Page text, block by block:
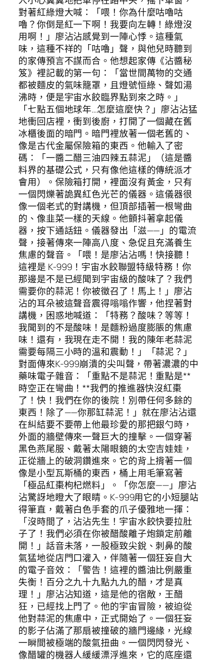
對著紅綠燈大喊：「喂！你為什麼咕嚕咕
嚕？你倒是紅一下啊！我要向左轉！綠燈沒
用啊！」廖沾沾感覺到一陣心悸。這種氣
味，這種不祥的「咕嚕」聲，與他兒時聽到
的家傳預言不謀而合。他想起家傳《沾醬秘
笈》裡記載的第一句：「當世間萬物的交通
都被麵皮的氣味籠罩，且燈號恒綠、聲如湯
沸時，便是宇宙水餃臨界點到來之時。」
「七點五個地球年…怎麼這麼快？」廖沾沾猛
地衝回店裡，衝到後廚，打開了一個藏在舊
冰櫃後面的暗門。暗門裡放著一個老舊的、
像是古代金屬保險箱的東西。他輸入了密
碼：「一醬二醋三油四辣五蒜泥」（這是醬
料界的基礎公式，只有像他這樣的傳統派才
會用）。保險箱打開，裡面沒有黃金，只有
一個閃爍著詭異紅色光芒的儀器。這儀器很
像一個老式的對講機，但頂部插著一根彎曲
的、像韭菜一樣的天線。他顫抖著拿起儀
器，按下通話鈕。儀器發出「滋——」的電流
聲，接著傳來一陣高八度、急促且充滿養生
焦慮的聲音。「喂！是廖沾沾嗎！快接聽！
這裡是 K-999！宇宙水餃聯盟特級特務！你
那邊是不是已經聞到宇宙級的酸味了？我們
需要你的蒜泥！你被徵召了！馬上！」廖沾
沾的耳朵被這聲音震得嗡嗡作響，他捏著對
講機，困惑地喊道：「特務？酸味？等等！
我聞到的不是酸味！是麵粉過度膨脹的焦慮
味！還有，我現在走不開！我的陳年老蒜泥
需要每隔三小時的溫和震動！」「蒜泥？」
對面傳來K-999崩潰的尖叫聲，帶著濃濃的中
藥味電子雜音：「重點不是蒜泥！重點是**
時空正在彎曲！**我們的推進器快沒紅棗
了！快！我們在你的後院！別帶任何多餘的
東西！除了——你那缸蒜泥！」就在廖沾沾還
在糾結要不要帶上他最珍愛的那把銀勺時，
外面的牆壁傳來一聲巨大的撞擊。一個穿著
黑色燕尾服、戴著太陽眼鏡的太空吉娃娃，
正從牆上的破洞鑽進來。它的背上揹著一個
像是小型瓦斯桶的東西，桶上用毛筆寫著
「極品紅棗枸杞燃料」。「你怎麼——」廖沾
沾驚訝地瞪大了眼睛。K-999用它的小短腿站
得筆直，戴著白色手套的爪子優雅地一揮：
「沒時間了，沾沾先生！宇宙水餃快要拉肚
子了！我們必須在你被醋酸離子炮鎖定前離
開！」話音未落，一股極致尖銳、刺鼻的酸
氣猛地從店門口灌入，伴隨著一個狂妄自大
的電子音效：「警告！這裡的醬油比例嚴重
失衡！百分之九十九點九九的醋，才是真
理！」廖沾沾知道，這是他的宿敵，王醋
狂，已經找上門了。他的宇宙冒險，被迫從
他對蒜泥的焦慮中，正式開始了。一個狂妄
的影子佔滿了那扇被撞破的牆門邊緣，光線
一瞬間被極端的酸氣扭曲。一個閃閃發光、
像醋罐的機器人緩緩漂浮進來，它的底座還